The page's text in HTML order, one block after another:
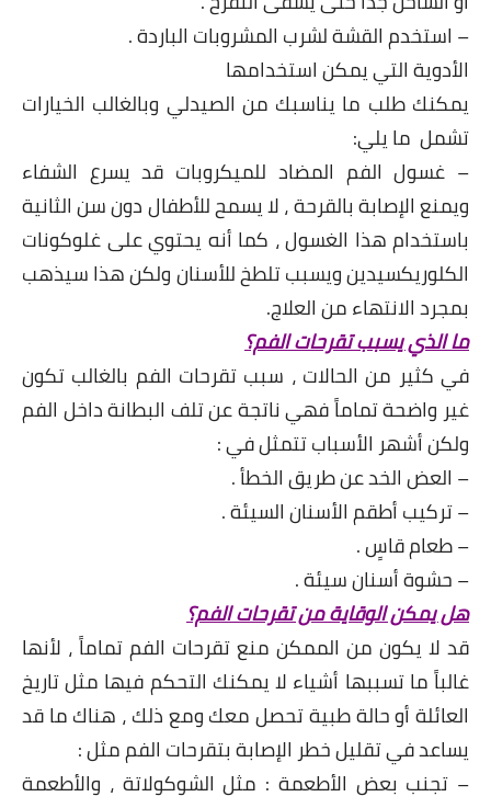
– استخدم القشة لشرب المشروبات الباردة .
الأدوية التي يمكن استخدامها
يمكنك طلب ما يناسبك من الصيدلي وبالغالب الخيارات
تشمل ما يلي:
– غسول الفم المضاد للميكروبات قد يسرع الشفاء
ويمنع الإصابة بالقرحة ، لا يسمح للأطفال دون سن الثانية
باستخدام هذا الغسول ، كما أنه يحتوي على غلوكونات
الكلوريكسيدين ويسبب تلطخ للأسنان ولكن هذا سيذهب
بمجرد الانتهاء من العلاج.
ما الذي يسبب تقرحات الفم؟
في كثير من الحالات ، سبب تقرحات الفم بالغالب تكون
غير واضحة تماماً فهي ناتجة عن تلف البطانة داخل الفم
ولكن أشهر الأسباب تتمثل في :
– العض الخد عن طريق الخطأ .
– تركيب أطقم الأسنان السيئة .
– طعام قاسٍ .
– حشوة أسنان سيئة .
هل يمكن الوقاية من تقرحات الفم؟
قد لا يكون من الممكن منع تقرحات الفم تماماً ، لأنها
غالباً ما تسببها أشياء لا يمكنك التحكم فيها مثل تاريخ
العائلة أو حالة طبية تحصل معك ومع ذلك ، هناك ما قد
يساعد في تقليل خطر الإصابة بتقرحات الفم مثل :
– تجنب بعض الأطعمة : مثل الشوكولاتة ، والأطعمة